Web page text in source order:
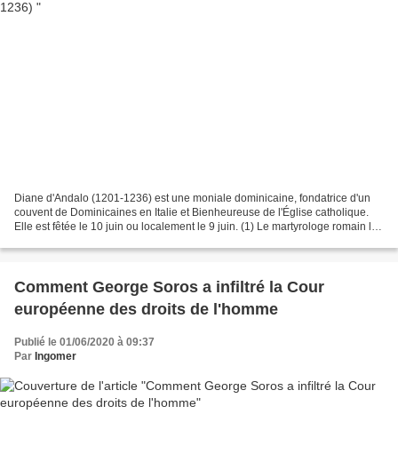
Diane d'Andalo (1201-1236) est une moniale dominicaine, fondatrice d'un
couvent de Dominicaines en Italie et Bienheureuse de l'Église catholique.
Elle est fêtée le 10 juin ou localement le 9 juin. (1) Le martyrologe romain la
Comment George Soros a infiltré la Cour
européenne des droits de l'homme
Publié le 01/06/2020 à 09:37
Par Ingomer